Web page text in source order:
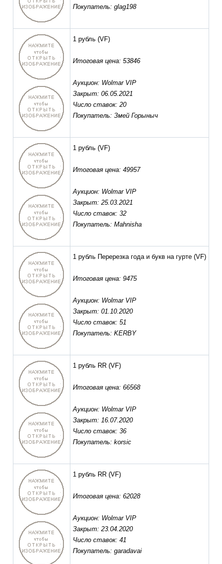
Покупатель: glag198
1 рубль (VF)
Итоговая цена: 53846
Аукцион: Wolmar VIP
Закрыт: 06.05.2021
Число ставок: 20
Покупатель: Змей Горыныч
1 рубль (VF)
Итоговая цена: 49957
Аукцион: Wolmar VIP
Закрыт: 25.03.2021
Число ставок: 32
Покупатель: Mahnisha
1 рубль Перерезка года и букв на гурте (VF)
Итоговая цена: 9475
Аукцион: Wolmar VIP
Закрыт: 01.10.2020
Число ставок: 51
Покупатель: KERBY
1 рубль RR (VF)
Итоговая цена: 66568
Аукцион: Wolmar VIP
Закрыт: 16.07.2020
Число ставок: 36
Покупатель: korsic
1 рубль RR (VF)
Итоговая цена: 62028
Аукцион: Wolmar VIP
Закрыт: 23.04.2020
Число ставок: 41
Покупатель: garadavai